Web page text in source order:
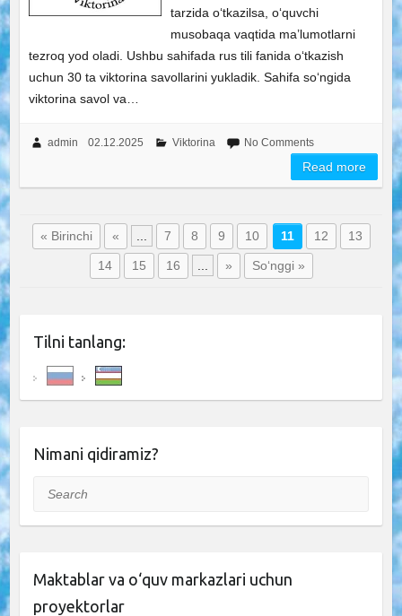
tarzida o‘tkazilsa, o‘quvchi
musobaqa vaqtida ma’lumotlarni
tezroq yod oladi. Ushbu sahifada rus tili fanida o‘tkazish
uchun 30 ta viktorina savollarini yukladik. Sahifa so‘ngida
viktorina savol va…
admin 02.12.2025 Viktorina No Comments
Read more
« Birinchi « 7 8 9 10 11 12 13
14 15 16 » So‘nggi »
Tilni tanlang:
Nimani qidiramiz?
Search
Maktablar va o‘quv markazlari uchun
proyektorlar